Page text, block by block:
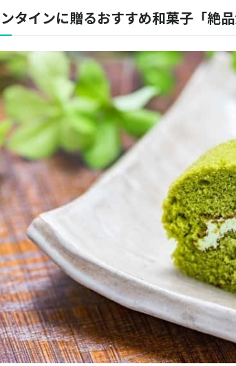
小形羊羹ラムレーズン7本入
chocolaterie CALVA 北鎌倉 門前
羊羹ショコラ
鼓月
姫千寿せんべい 木苺チョコ 3枚入
伊豆河童
チョコろてん
ベジターレ
伝統和モダンアイスジェラート
京都・東山茶寮
宇治抹茶の生チョコロールケーキ
タインに贈るおすすめ和菓子「絶